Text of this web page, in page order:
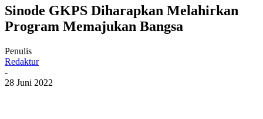
Sinode GKPS Diharapkan Melahirkan
Program Memajukan Bangsa
Penulis
Redaktur
-
28 Juni 2022